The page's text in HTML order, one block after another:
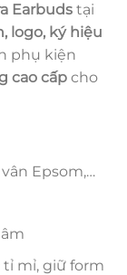
Earbuds tại
logo, ký hiệu
phụ kiện
cao cấp cho
Epsom,…
mỉ, giữ form